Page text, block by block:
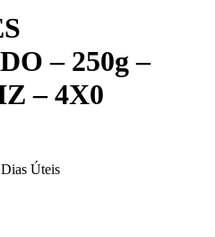
– 250g –
– 4X0
Úteis